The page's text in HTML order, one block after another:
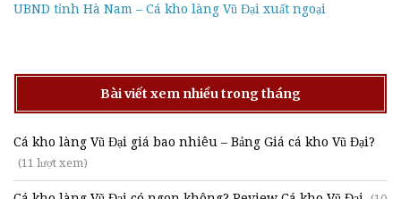
UBND tỉnh Hà Nam – Cá kho làng Vũ Đại xuất ngoại
Bài viết xem nhiều trong tháng
Cá kho làng Vũ Đại giá bao nhiêu – Bảng Giá cá kho Vũ Đại?
(11 lượt xem)